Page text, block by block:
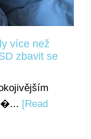
více než
zbavit se
[Read